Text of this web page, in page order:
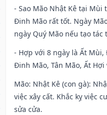
- Sao Mão Nhật Kê tại Mùi
Đinh Mão rất tốt. Ngày
ngày Quý Mão nếu tạo tác
- Hợp với 8 ngày là Ất
Đinh Mão, Tân Mão, Ất Hợi
Mão: Nhật Kê (con gà):
việc xây cất. Khắc kỵ việc
sửa cửa.